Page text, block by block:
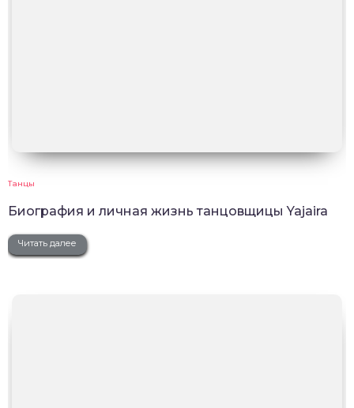
Танцы
Биография и личная жизнь танцовщицы Yajaira
Читать далее